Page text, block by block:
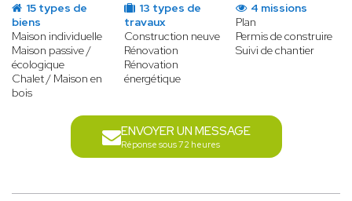
15 types de
biens
Maison individuelle
Maison passive /
écologique
Chalet / Maison en
bois
13 types de
travaux
Construction neuve
Rénovation
Rénovation
énergétique
4 missions
Plan
Permis de construire
Suivi de chantier
ENVOYER UN MESSAGE
Réponse sous 72 heures